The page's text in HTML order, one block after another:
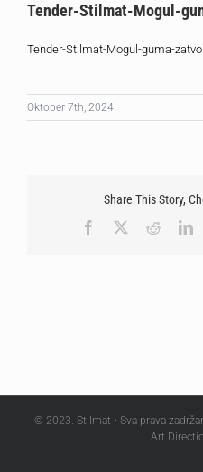
Tender-Stilmat-Mogul-
Tender-Stilmat-Mogul-guma-
Oktober 7th, 2024
Share This Story,
Facebook
Reddit
© 2023. Stilmat • Sva prava
Art